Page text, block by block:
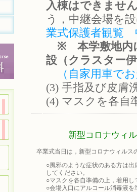
入棟はできませ
う，中継会場を
業式保護者観覧
※ 本学敷地内
設（クラスター
（自家用車で
(3) 手指及び皮膚
(4) マスクを各自
新型コロナウィ
卒業式当日は，新型コロナウィルス
○風邪のような症状のある方は
してください。
○マスクを各自準備の上，着用
○会場入口にアルコール消毒液